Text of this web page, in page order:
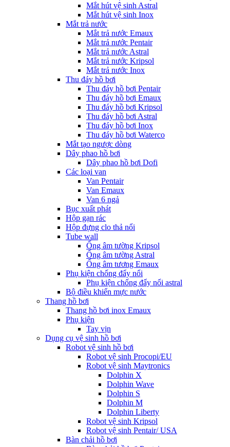
Mắt hút vệ sinh Astral
Mắt hút vệ sinh Inox
Mắt trả nước
Mắt trả nước Emaux
Mắt trả nước Pentair
Mắt trả nước Astral
Mắt trả nước Kripsol
Mắt trả nước Inox
Thu đáy hồ bơi
Thu đáy hồ bơi Pentair
Thu đáy hồ bơi Emaux
Thu đáy hồ bơi Kripsol
Thu đáy hồ bơi Astral
Thu đáy hồ bơi Inox
Thu đáy hồ bơi Waterco
Mắt tạo ngược dòng
Dây phao hồ bơi
Dây phao hồ bơi Dofi
Các loại van
Van Pentair
Van Emaux
Van 6 ngả
Bục xuất phát
Hộp gạn rác
Hộp đựng clo thả nổi
Tube wall
Ống âm tường Kripsol
Ống âm tường Astral
Ống âm tương Emaux
Phụ kiện chống đẩy nổi
Phụ kiện chống đẩy nổi astral
Bộ điều khiển mực nước
Thang hồ bơi
Thang hồ bơi inox Emaux
Phụ kiện
Tay vịn
Dụng cụ vệ sinh hồ bơi
Robot vệ sinh hồ bơi
Robot vệ sinh Procopi/EU
Robot vệ sinh Maytronics
Dolphin X
Dolphin Wave
Dolphin S
Dolphin M
Dolphin Liberty
Robot vệ sinh Kripsol
Robot vệ sinh Pentair/ USA
Bàn chải hồ bơi